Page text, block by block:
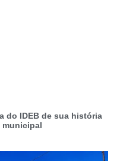
do IDEB de sua história
municipal